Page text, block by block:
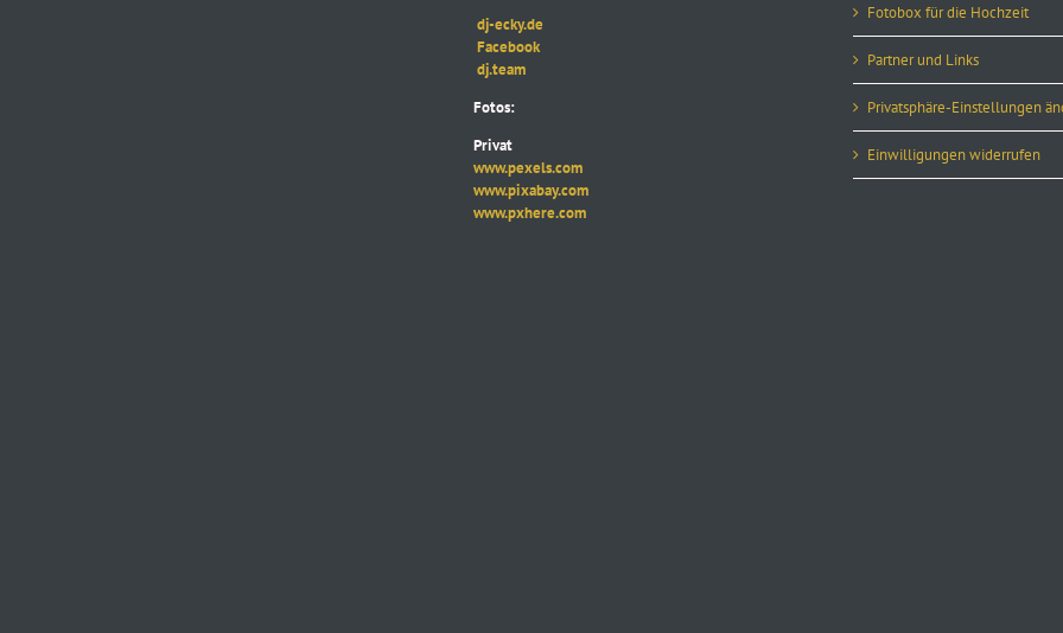
dj-ecky.de
Facebook
dj.team
Fotos:
Privat
www.pexels.com
www.pixabay.com
www.pxhere.com
Fotobox für die Hochzeit
Partner und Links
Privatsphäre-Einstellungen
Einwilligungen widerrufen